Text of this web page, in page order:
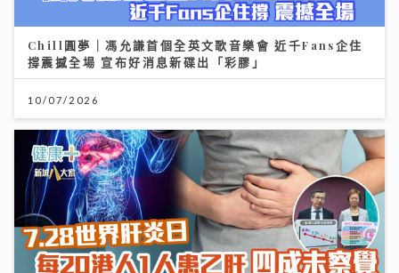
Chill圓夢｜馮允謙首個全英文歌音樂會 近千Fans企住
撐震撼全場 宣布好消息新碟出「彩膠」
10/07/2026